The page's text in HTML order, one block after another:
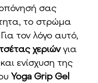
σας
το στρώμα
τον λόγο αυτό,
χεριώνγια
ενίσχυση της
Yoga Grip Gel